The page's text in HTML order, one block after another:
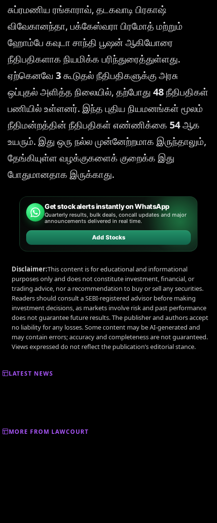
சுப்ரமணிய ரங்காராவ், தடகவாடி பிரகாஷ்
விவேகானந்தா, பக்கேஸ்வரா பிரமோத் மற்றும்
ஹோம்பே கவுடா சாந்தி பூஷன் ஆகியோரை
நீதிபதிகளாக நியமிக்க பரிந்துரைத்துள்ளது.
ஏற்கெனவே 3கூடுதல் நீதிபதிகளுக்கு அரசு
ஒப்புதல் அளித்த நிலையில், தற்போது 48நீதிபதிகள்
பணியில் உள்ளனர். இந்த புதிய நியமனங்கள் மூலம்
நீதிமன்றத்தின் நீதிபதிகள் எண்ணிக்கை 54ஆக
உயரும். இது ஒரு நல்ல முன்னேற்றமாக இருந்தாலும்,
தேங்கியுள்ள வழக்குகளைக் குறைக்க இது
போதுமானதாக இருக்காது.
Get stock alerts instantly on WhatsApp
Quarterly results, bulk deals, concall updates and major
announcements delivered in real time.
Add Stocks
Disclaimer:This content is for educational and informational
purposes only and does not constitute investment, financial, or
trading advice, nor a recommendation to buy or sell any securities.
Readers should consult a SEBI-registered advisor before making
investment decisions, as markets involve risk and past performance
does not guarantee future results. The publisher and authors accept
no liability for any losses. Some content may be AI-generated and
may contain errors; accuracy and completeness are not guaranteed.
Views expressed do not reflect the publication’s editorial stance.
LATEST NEWS
MORE FROM LAWCOURT